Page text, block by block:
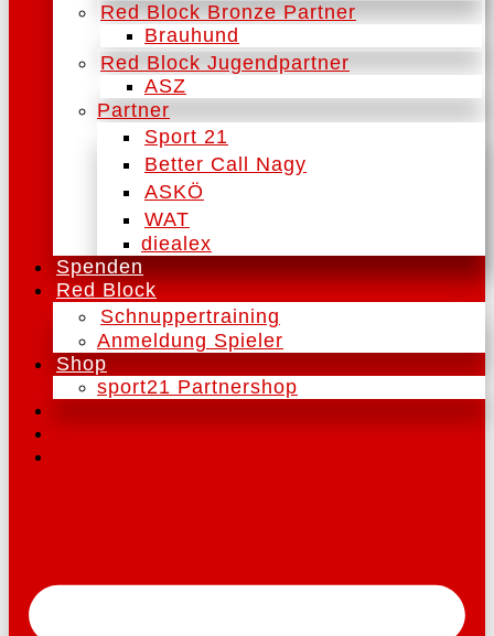
Red Block Bronze Partner
Brauhund
Red Block Jugendpartner
ASZ
Partner
Sport 21
Better Call Nagy
ASKÖ
WAT
diealex
Spenden
Red Block
Schnuppertraining
Anmeldung Spieler
Shop
sport21 Partnershop